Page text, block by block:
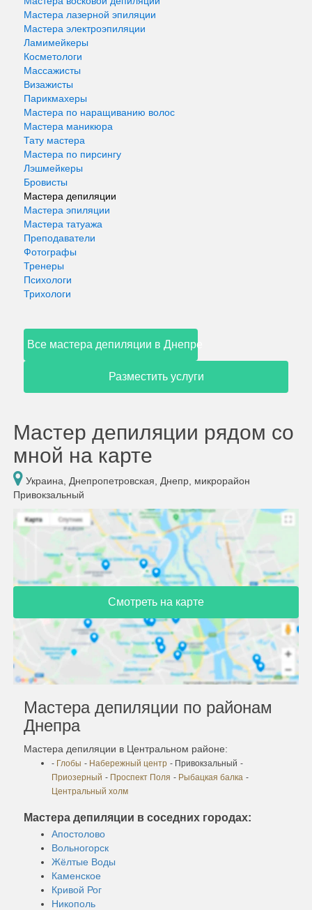
Мастера лазерной эпиляции
Мастера электроэпиляции
Ламимейкеры
Косметологи
Массажисты
Визажисты
Парикмахеры
Мастера по наращиванию волос
Мастера маникюра
Тату мастера
Мастера по пирсингу
Лэшмейкеры
Бровисты
Мастера депиляции
Мастера эпиляции
Мастера татуажа
Преподаватели
Фотографы
Тренеры
Психологи
Трихологи
Все мастера депиляции в Днепре
Разместить услуги
Мастер депиляции рядом со
мной на карте
Украина, Днепропетровская, Днепр, микрорайон
Привокзальный
Смотреть на карте
Мастера депиляции по районам
Днепра
Мастера депиляции в Центральном районе:
- Глобы - Набережный центр - Привокзальный -
Приозерный - Проспект Поля - Рыбацкая балка -
Центральный холм
Мастера депиляции в соседних городах:
Апостолово
Вольногорск
Жёлтые Воды
Каменское
Кривой Рог
Никополь